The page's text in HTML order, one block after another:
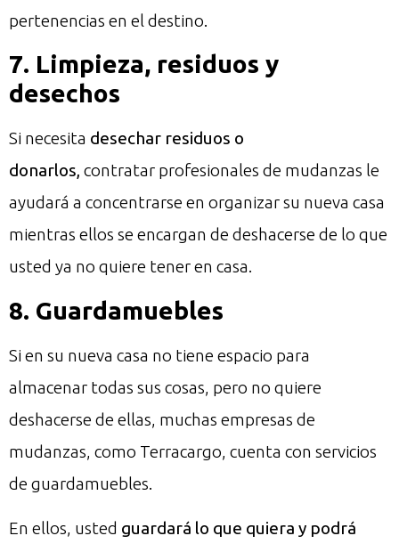
pertenencias en el destino.
7. Limpieza, residuos y
desechos
Si necesita desechar residuos o
donarlos, contratar profesionales de mudanzas le
ayudará a concentrarse en organizar su nueva casa
mientras ellos se encargan de deshacerse de lo que
usted ya no quiere tener en casa.
8. Guardamuebles
Si en su nueva casa no tiene espacio para
almacenar todas sus cosas, pero no quiere
deshacerse de ellas, muchas empresas de
mudanzas, como Terracargo, cuenta con servicios
de guardamuebles.
En ellos, usted guardará lo que quiera y podrá